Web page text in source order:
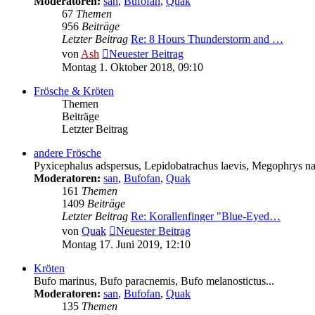
67 Themen
956 Beiträge
Letzter Beitrag Re: 8 Hours Thunderstorm and …
vonAsh
Neuester Beitrag
Montag 1. Oktober 2018, 09:10
Frösche & Kröten
Themen
Beiträge
Letzter Beitrag
andere Frösche
Pyxicephalus adspersus, Lepidobatrachus laevis, Megophrys
Moderatoren: san, Bufofan, Quak
161 Themen
1409 Beiträge
Letzter Beitrag Re: Korallenfinger "Blue-Eyed…
von Quak
Neuester Beitrag
Montag 17. Juni 2019, 12:10
Kröten
Bufo marinus, Bufo paracnemis, Bufo melanostictus...
Moderatoren: san, Bufofan, Quak
135 Themen